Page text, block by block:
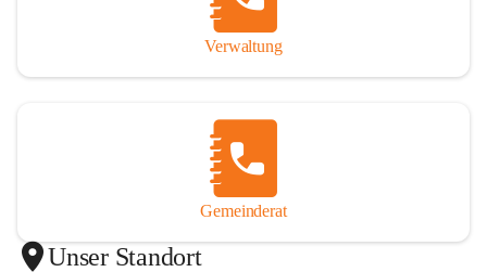
Verwaltung
Gemeinderat
Unser Standort